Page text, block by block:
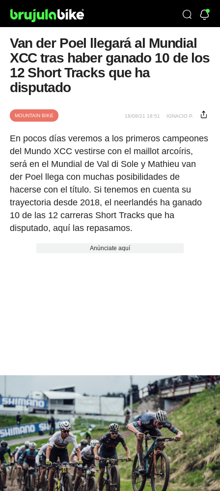
Van der Poel llegará al Mundial
XCC tras haber ganado 10 de los
12 Short Tracks que ha
disputado
MOUNTAIN BIKE 18/08/21 18:51 IGNACIO P.
En pocos días veremos a los primeros campeones
del Mundo XCC vestirse con el maillot arcoíris,
será en el Mundial de Val di Sole y Mathieu van
der Poel llega con muchas posibilidades de
hacerse con el título. Si tenemos en cuenta su
trayectoria desde 2018, el neerlandés ha ganado
10 de las 12 carreras Short Tracks que ha
disputado, aquí las repasamos.
Anúnciate aquí